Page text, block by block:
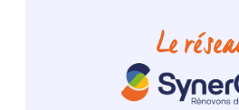
Le